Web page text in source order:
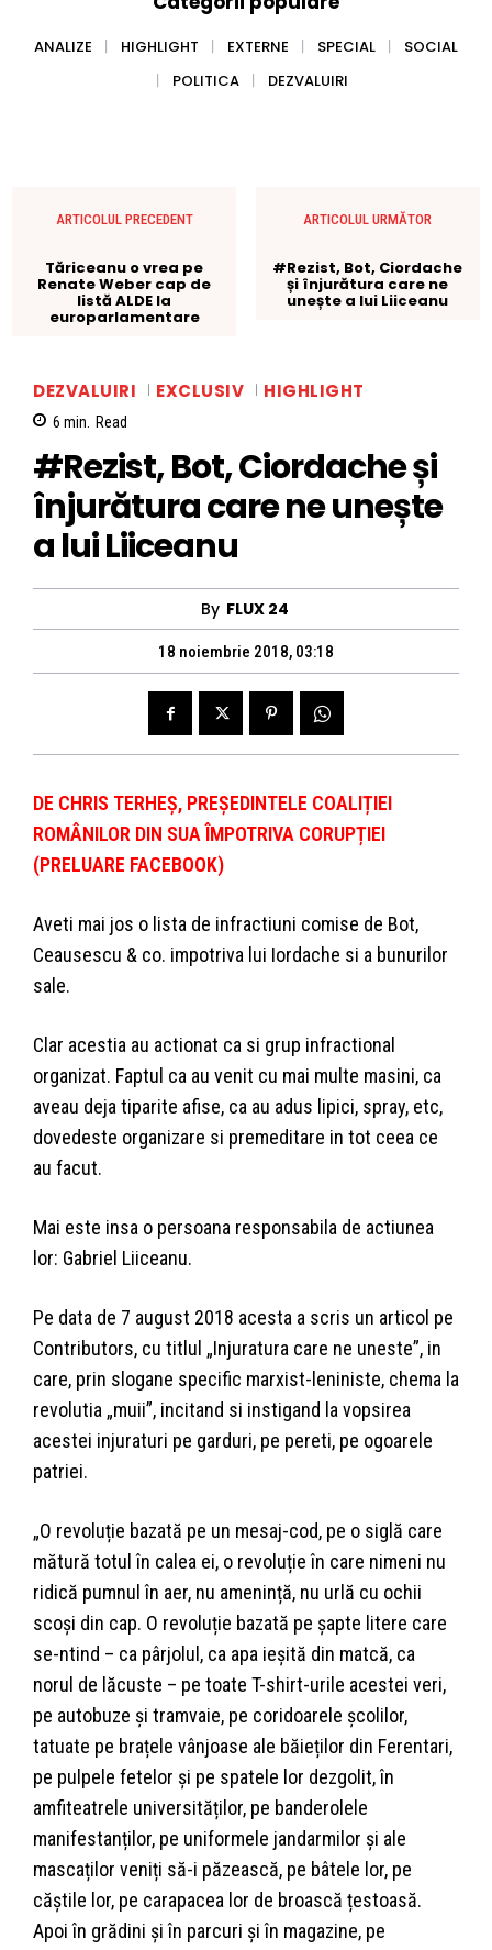
ANALIZE HIGHLIGHT EXTERNE SPECIAL
SOCIAL
POLITICA
DEZVALUIRI
ARTICOLUL PRECEDENT
Tăriceanu o vrea pe
Renate Weber cap de
listă ALDE la
europarlamentare
ARTICOLUL URMĂTOR
#Rezist, Bot, Ciordache
și înjurătura care ne
unește a lui Liiceanu